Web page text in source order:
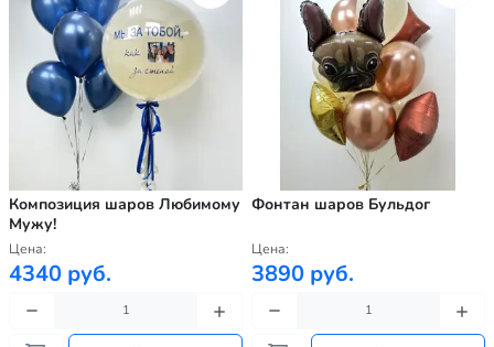
Композиция шаров Любимому
Мужу!
Цена:
4340 руб.
Фонтан шаров Бульдог
Цена:
3890 руб.